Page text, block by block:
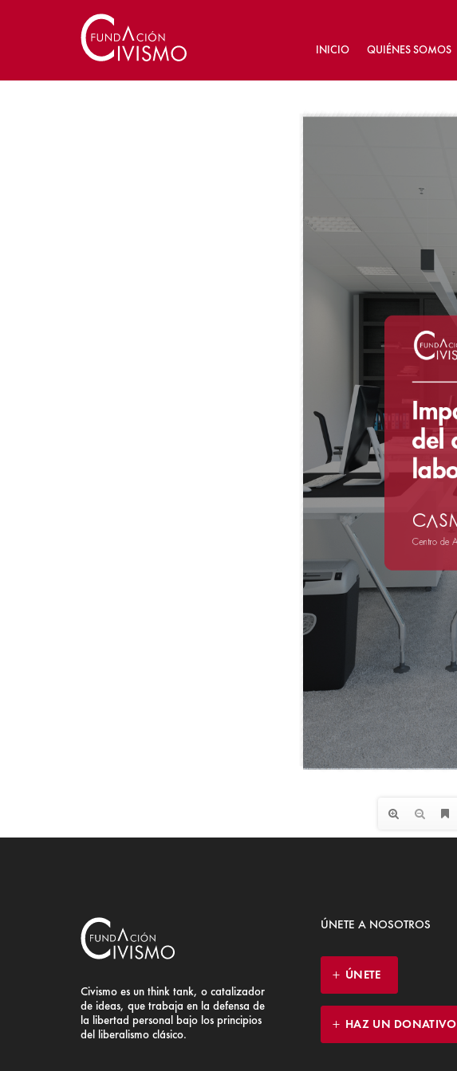
INICIO QUIÉNES SOMOS
Civismo es un think tank, o catalizador
de ideas, que trabaja en la defensa de
la libertad personal bajo los principios
del liberalismo clásico.
ÚNETE A NOSOTROS
ÚNETE
HAZ UN DONATIVO